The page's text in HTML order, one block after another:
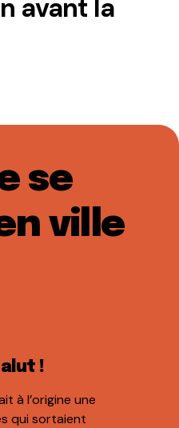
avant la
se
ville
!
à l’origine une
qui sortaient